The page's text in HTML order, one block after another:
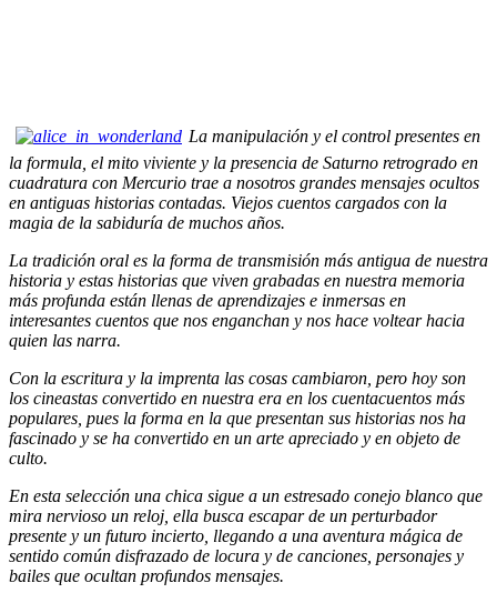
La manipulación y el control presentes en
la formula, el mito viviente y la presencia de Saturno retrogrado en
cuadratura con Mercurio trae a nosotros grandes mensajes ocultos
en antiguas historias contadas. Viejos cuentos cargados con la
magia de la sabiduría de muchos años.
La tradición oral es la forma de transmisión más antigua de nuestra
historia y estas historias que viven grabadas en nuestra memoria
más profunda están llenas de aprendizajes e inmersas en
interesantes cuentos que nos enganchan y nos hace voltear hacia
quien las narra.
Con la escritura y la imprenta las cosas cambiaron, pero hoy son
los cineastas convertido en nuestra era en los cuentacuentos más
populares, pues la forma en la que presentan sus historias nos ha
fascinado y se ha convertido en un arte apreciado y en objeto de
culto.
En esta selección una chica sigue a un estresado conejo blanco que
mira nervioso un reloj, ella busca escapar de un perturbador
presente y un futuro incierto, llegando a una aventura mágica de
sentido común disfrazado de locura y de canciones, personajes y
bailes que ocultan profundos mensajes.